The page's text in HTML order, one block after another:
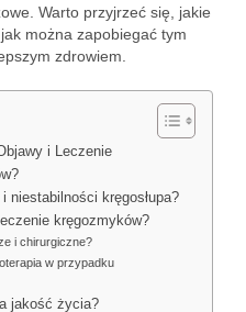
Warto przyjrzeć się, jakie
można zapobiegać tym
zdrowiem.
i Leczenie
niestabilności kręgosłupa?
kręgozmyków?
i chirurgiczne?
w przypadku
jakość życia?